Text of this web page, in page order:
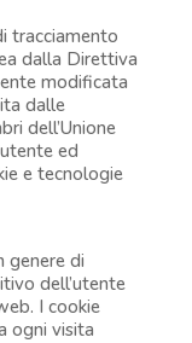
tracciamento
dalla Direttiva
modificata
dalle
dell’Unione
ed
e tecnologie
genere di
dell’utente
I cookie
ogni visita